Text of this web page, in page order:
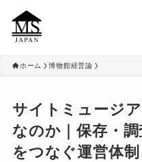
ホーム 博物館経営論
サイトミュージ
なのか｜保存・
をつなぐ運営体制